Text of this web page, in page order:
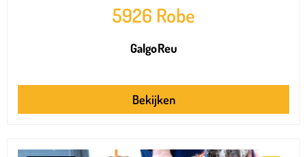
5926 Robe
GalgoReu
Bekijken